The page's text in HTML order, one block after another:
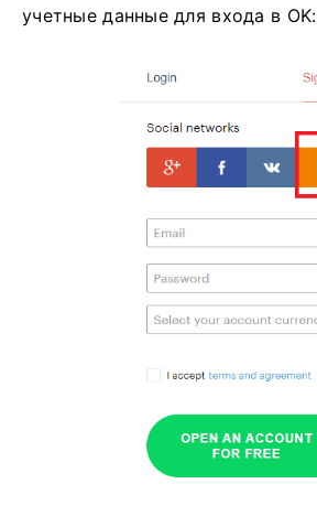
учетные данные для входа в OK: